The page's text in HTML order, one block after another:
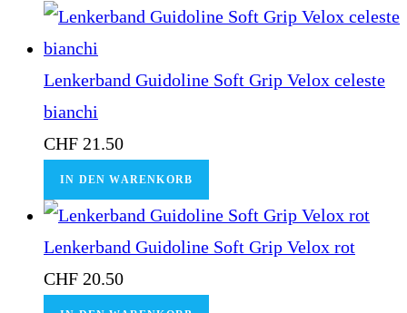
Lenkerband Guidoline Soft Grip Velox celeste
bianchi
CHF 21.50
IN DEN WARENKORB
Lenkerband Guidoline Soft Grip Velox rot
CHF 20.50